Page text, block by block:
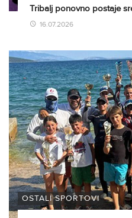
Tribalj ponovno postaje
16.07.2026
OSTALI SPORTOVI